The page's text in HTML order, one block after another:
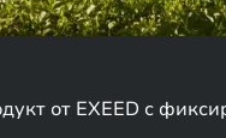
от EXEED с